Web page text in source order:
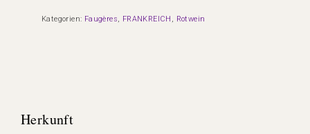
Millepeyres
Kategorien: Faugères, FRANKREICH , Rotwein
Herkunft